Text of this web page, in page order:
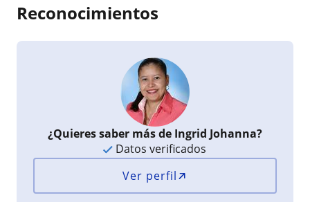
Reconocimientos
¿Quieres saber más de Ingrid Johanna?
Datos verificados
Ver perfil